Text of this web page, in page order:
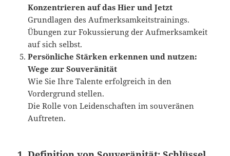
Konzentrieren auf das Hier und Jetzt
Grundlagen des Aufmerksamkeitstrainings.
Übungen zur Fokussierung der Aufmerksamkeit
auf sich selbst.
Persönliche Stärken erkennen und nutzen:
Wege zur Souveränität
Wie Sie Ihre Talente erfolgreich in den
Vordergrund stellen.
Die Rolle von Leidenschaften im souveränen
Auftreten.